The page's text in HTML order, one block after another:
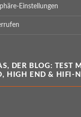
Einstellungen
DER BLOG: TEST
HIGH END & HIFI-